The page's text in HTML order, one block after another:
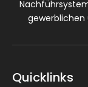
gewerblichen
Quicklinks